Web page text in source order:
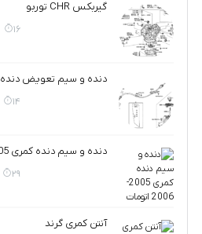
گیربکس CHR توربو
16 مهر 1403
دنده و سیم تعویض دنده CHR
14 مهر 1403
دنده و سیم دنده کمری 2005-2006 اتومات
29 مهر 1402
آنتن کمری گرند